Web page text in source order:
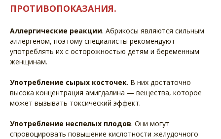
ПРОТИВОПОКАЗАНИЯ.
Аллергические реакции. Абрикосы являются сильным
аллергеном, поэтому специалисты рекомендуют
употреблять их с осторожностью детям и беременным
женщинам.
Употребление сырых косточек. В них достаточно
высока концентрация амигдалина — вещества, которое
может вызывать токсический эффект.
Употребление неспелых плодов. Они могут
спровоцировать повышение кислотности желудочного